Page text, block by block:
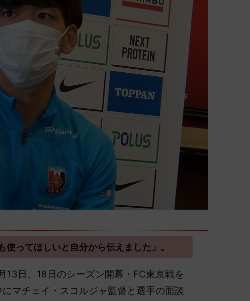
ってほしいと自分から伝えました」。
13日、18日のシーズン開幕・FC東京戦を
マチェイ・スコルジャ監督と選手の面談